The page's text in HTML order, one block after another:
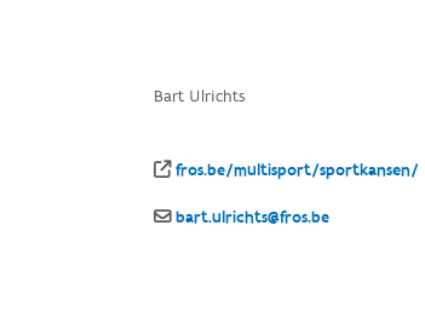
Bart Ulrichts
fros.be/multisport/sportkansen/
bart.ulrichts@fros.be